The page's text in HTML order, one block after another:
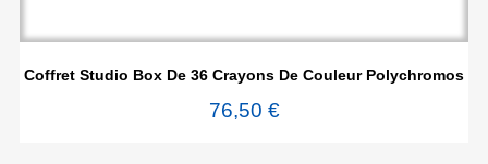
Coffret Studio Box De 36 Crayons De Couleur Polychromos
76,50 €